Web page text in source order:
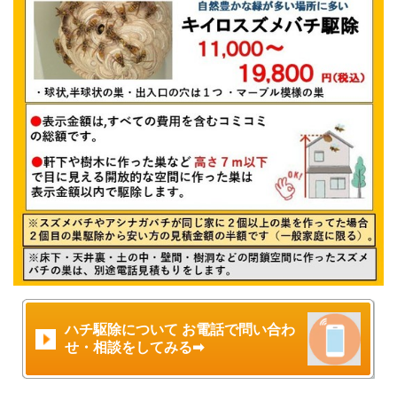
ハチ駆除について お電話で問い合わ
せ・相談をしてみる➡